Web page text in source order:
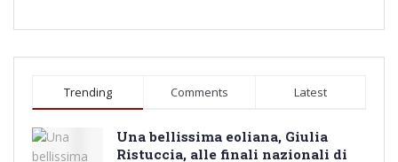
Trending Comments Latest
Una bellissima eoliana, Giulia
Ristuccia, alle finali nazionali di